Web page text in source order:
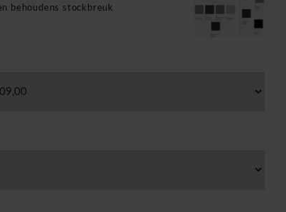
behoudens stockbreuk